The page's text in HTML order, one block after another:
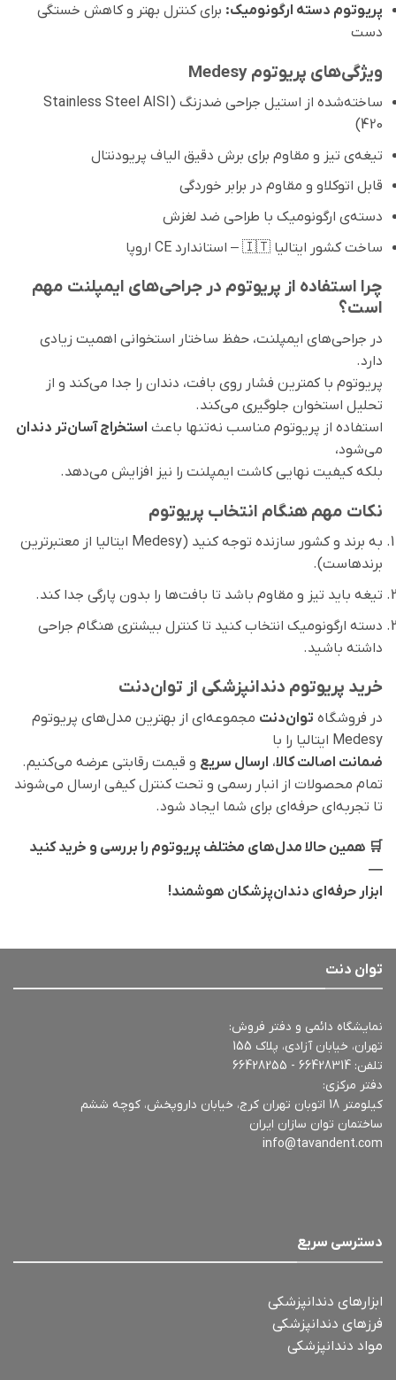
پریوتوم دسته ارگونومیک: برای کنترل بهتر و کاهش خستگی
دست
ویژگی‌های پریوتوم Medesy
ساخته‌شده از استیل جراحی ضدزنگ (Stainless Steel AISI
420)
تیغه‌ی تیز و مقاوم برای برش دقیق الیاف پریودنتال
قابل اتوکلاو و مقاوم در برابر خوردگی
دسته‌ی ارگونومیک با طراحی ضد لغزش
ساخت کشور ایتالیا 🇮🇹 – استاندارد CE اروپا
چرا استفاده از پریوتوم در جراحی‌های ایمپلنت مهم
است؟
در جراحی‌های ایمپلنت، حفظ ساختار استخوانی اهمیت زیادی
دارد.
پریوتوم با کمترین فشار روی بافت، دندان را جدا می‌کند و از
تحلیل استخوان جلوگیری می‌کند.
استفاده از پریوتوم مناسب نه‌تنها باعث استخراج آسان‌تر دندان
می‌شود،
بلکه کیفیت نهایی کاشت ایمپلنت را نیز افزایش می‌دهد.
نکات مهم هنگام انتخاب پریوتوم
به برند و کشور سازنده توجه کنید (Medesy ایتالیا از معتبرترین
برندهاست).
تیغه باید تیز و مقاوم باشد تا بافت‌ها را بدون پارگی جدا کند.
دسته ارگونومیک انتخاب کنید تا کنترل بیشتری هنگام جراحی
داشته باشید.
خرید پریوتوم دندانپزشکی از توان‌دنت
در فروشگاه توان‌دنت مجموعه‌ای از بهترین مدل‌های پریوتوم
Medesy ایتالیا را با
ضمانت اصالت کالا، ارسال سریع و قیمت رقابتی عرضه می‌کنیم.
تمام محصولات از انبار رسمی و تحت کنترل کیفی ارسال می‌شوند
تا تجربه‌ای حرفه‌ای برای شما ایجاد شود.
🛒 همین حالا مدل‌های مختلف پریوتوم را بررسی و خرید کنید
—
ابزار حرفه‌ای دندان‌پزشکان هوشمند!
توان دنت
نمایشگاه دائمی و دفتر فروش:
تهران، خیابان آزادی، پلاک 155
تلفن: 66428314 - 66428255
دفتر مرکزی:
کیلومتر 18 اتوبان تهران کرج، خیابان داروپخش، کوچه ششم
ساختمان توان سازان ایران
info@tavandent.com
دسترسی سریع
ابزارهای دندانپزشکی
فرزهای دندانپزشکی
مواد دندانپزشکی